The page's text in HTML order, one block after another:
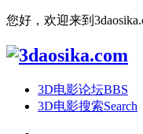
您好，欢迎来到
3D电影论坛BBS
3D电影搜索Search